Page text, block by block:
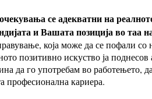
се адекватни на
и Вашата позиција во таа
која може да се пофали
позитивно искуство ја
да го употребам во работењето,
професионална кариера.